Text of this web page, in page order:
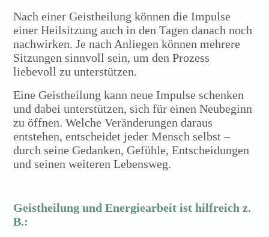
Nach einer Geistheilung können die Impulse
einer Heilsitzung auch in den Tagen danach noch
nachwirken. Je nach Anliegen können mehrere
Sitzungen sinnvoll sein, um den Prozess
liebevoll zu unterstützen.
Eine Geistheilung kann neue Impulse schenken
und dabei unterstützen, sich für einen Neubeginn
zu öffnen. Welche Veränderungen daraus
entstehen, entscheidet jeder Mensch selbst –
durch seine Gedanken, Gefühle, Entscheidungen
und seinen weiteren Lebensweg.
Geistheilung und Energiearbeit ist hilfreich z.
B.: